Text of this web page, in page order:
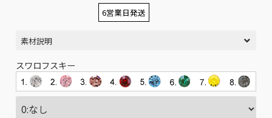
6営業日発送
素材説明
スワロフスキー